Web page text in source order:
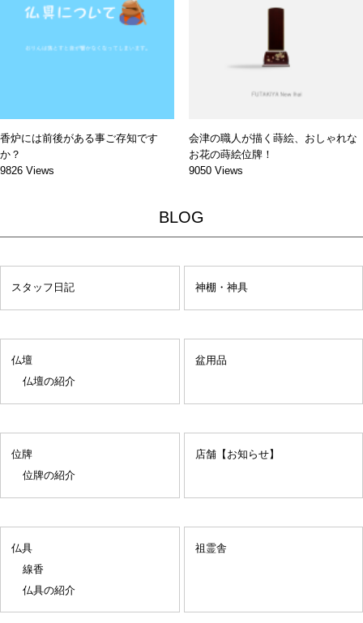
香炉には前後がある事ご存知です
か？
9826 Views
会津の職人が描く蒔絵、おしゃれな
お花の蒔絵位牌！
9050 Views
BLOG
スタッフ日記 神棚・神具
仏壇
仏壇の紹介
盆用品
位牌
位牌の紹介
店舗【お知らせ】
仏具
線香
仏具の紹介
祖霊舎